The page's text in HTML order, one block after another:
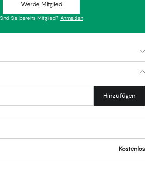
Werde Mitglied
Sind Sie bereits Mitglied? Anmelden
Hinzufügen
Kostenlos